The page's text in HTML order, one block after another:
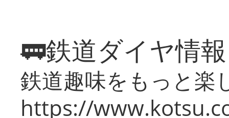
🚃鉄道ダイヤ情
鉄道趣味をもっと楽
https://